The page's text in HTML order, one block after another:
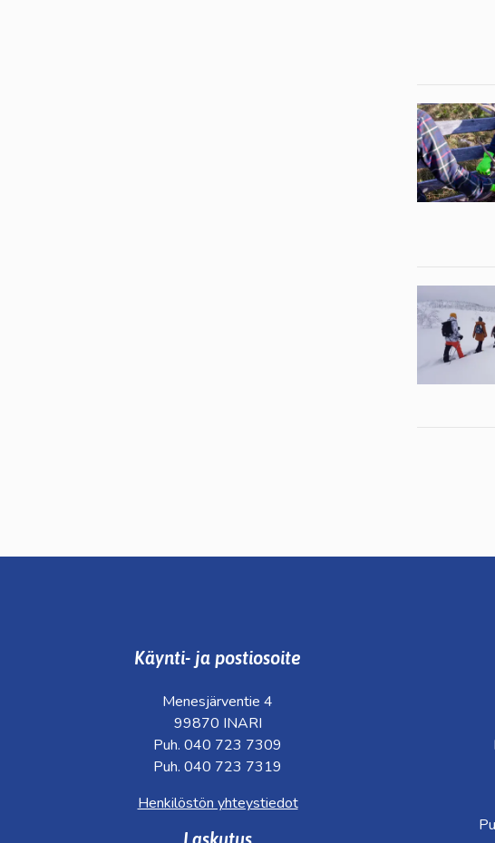
Käynti- ja postiosoite
Menesjärventie 4
99870 INARI
Puh. 040 723 7309
Puh. 040 723 7319
Henkilöstön yhteystiedot